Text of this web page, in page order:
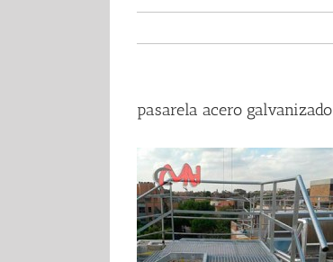
pasarela acero galvanizado